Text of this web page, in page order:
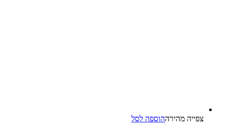
צפייה‬ ‫מהירה‬הוספה לסל